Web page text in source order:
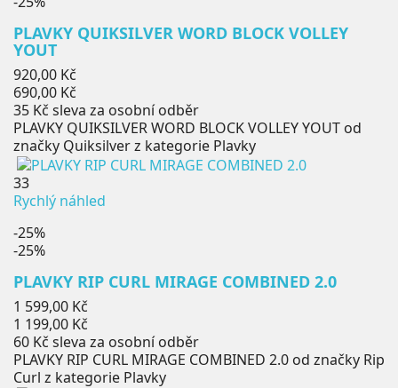
PLAVKY QUIKSILVER WORD BLOCK VOLLEY
YOUT
Běžná
cena
920,00 Kč
Cena
690,00 Kč
35 Kč sleva za osobní odběr
PLAVKY QUIKSILVER WORD BLOCK VOLLEY YOUT od
značky Quiksilver z kategorie Plavky
33
Rychlý náhled
-25%
-25%
PLAVKY RIP CURL MIRAGE COMBINED 2.0
Běžná
cena
1 599,00 Kč
Cena
1 199,00 Kč
60 Kč sleva za osobní odběr
PLAVKY RIP CURL MIRAGE COMBINED 2.0 od značky Rip
Curl z kategorie Plavky